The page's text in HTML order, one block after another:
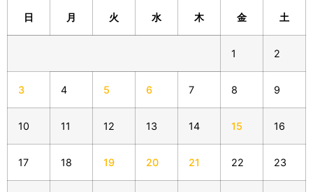
日 月 火 水 木 金 土
1 2
3 4 5 6 7 8 9
10 11 12 13 14 15 16
17 18 19 20 21 22 23